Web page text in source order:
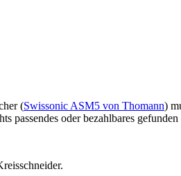
(Swissonic ASM5 von Thomann)
passendes oder bezahlbares